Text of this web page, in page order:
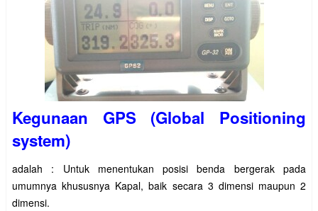
Kegunaan GPS (Global Positioning
system)
adalah : Untuk menentukan posisi benda bergerak pada
umumnya khususnya Kapal, baik secara 3 dimensi maupun 2
dimensi.